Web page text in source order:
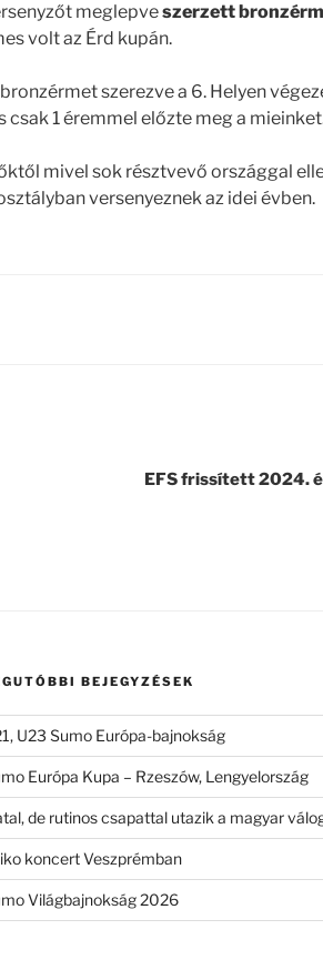
meglepveszerzett
volt az Érd kupán.
szerezve a 6. Helyen
csak 1 éremmel előzte meg a
mivel sok résztvevő országgal
versenyeznek az idei évben.
EFS frissített 2024.
BEJEGYZÉSEK
U23 Sumo Európa-bajnokság
Európa Kupa – Rzeszów, Lengyelország
de rutinos csapattal utazik a magyar
koncert Veszprémban
Világbajnokság 2026